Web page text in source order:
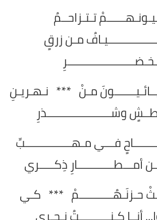
تـتـزاحــمُ
مـن زرقٍ
مـنْ *** نـهـريـنِ
وشـــــــــــــــــــــذرِ
فـــي مـهـــــــــــــــبِّ
أمـــطــــــــــــارِ ذِكـــــري
حـزنَـهُـــــــــــمْ *** كـي